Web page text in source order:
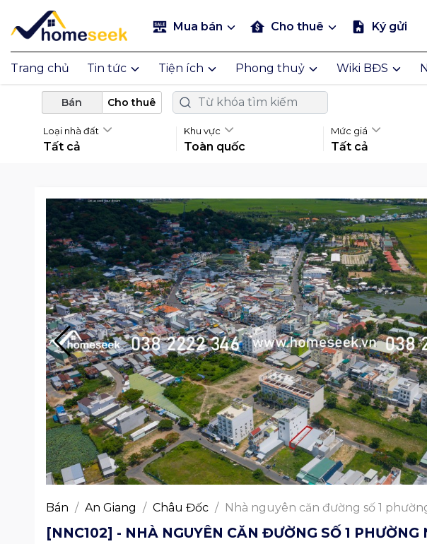
Mua bán Cho thuê Ký gửi
Trang chủ Tin tức Tiện ích Phong thuỷ Wiki BĐS
Bán Cho thuê
Loại nhà đất
Tất cả
Khu vực
Toàn quốc
Mức giá
Tất cả
Bán / An Giang / Châu Đốc / Nhà nguyên căn đường số 1
[NNC102] - NHÀ NGUYÊN CĂN ĐƯỜNG SỐ 1